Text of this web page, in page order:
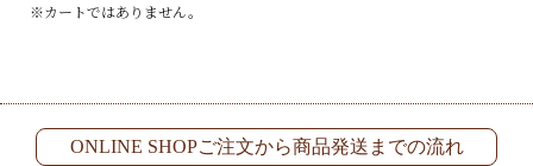
※カートではありません。
ONLINE SHOPご注文から商品発送までの流れ